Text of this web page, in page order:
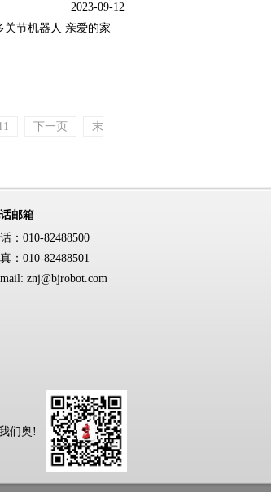
2023-09-12
节机器人 亲爱的家
下一页
末
邮箱
：010-82488500
：010-82488501
znj@bjrobot.com
奥!